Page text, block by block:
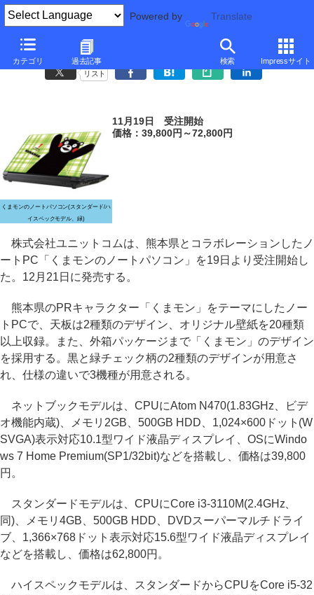
Powered by Translate
カテゴリ 過去記事 検索 Impressサイト
ユニットコム、熊本県のPRキャラ「くまモン」デザインのノートPC
リスト
くまモンのノートパソコン(スタンダード/ハ
イスペックモデル、緑)
11月19日 受注開始
価格：39,800円～72,800円
株式会社ユニットコムは、熊本県とコラボレーションしたノ
ートPC「くまモンのノートパソコン」を19日より受注開始し
た。12月21日に発売する。
熊本県のPRキャラクター「くまモン」をテーマにしたノー
トPCで、天板は2種類のデザイン、オリジナル壁紙を20種類
以上収録。また、外箱パッケージまで「くまモン」のデザイン
を採用する。黒と緑チェック柄の2種類のデザインが用意さ
れ、仕様の違いで3機種が用意される。
ネットブックモデルは、CPUにAtom N470(1.83GHz、ビデ
オ機能内蔵)、メモリ2GB、500GB HDD、1,024×600ドット(W
SVGA)表示対応10.1型ワイド液晶ディスプレイ、OSにWindo
ws 7 Home Premium(SP1/32bit)などを搭載し、価格は39,800
円。
スタンダードモデルは、CPUにCore i3-3110M(2.4GHz、
同)、メモリ4GB、500GB HDD、DVDスーパーマルチドライ
ブ、1,366×768ドット表示対応15.6型ワイド液晶ディスプレイ
などを搭載し、価格は62,800円。
ハイスペックモデルは、スタンダードからCPUをCore i5-32